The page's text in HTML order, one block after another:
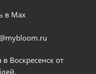
в Мах
в Воскресенск от